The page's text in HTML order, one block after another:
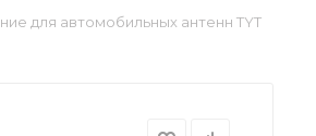
для автомобильных антенн TYT